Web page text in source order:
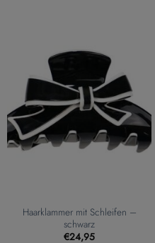
Haarklammer mit Schleifen –
schwarz
€24,95